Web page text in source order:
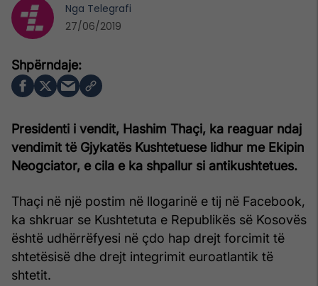
Presidenti i vendit, Hashim Thaçi, ka reaguar ndaj
vendimit të Gjykatës Kushtetuese lidhur me Ekipin
Neogciator, e cila e ka shpallur si antikushtetues.
Thaçi në një postim në llogarinë e tij në Facebook,
ka shkruar se Kushtetuta e Republikës së Kosovës
është udhërrëfyesi në çdo hap drejt forcimit të
shtetësisë dhe drejt integrimit euroatlantik të
shtetit.
Nga Telegrafi
27/06/2019